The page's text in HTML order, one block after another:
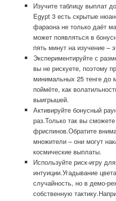
Изучите таблицу выплат
Egypt 3 есть скрытые
фараона не только даёт
может появляться в
пять минут на изучение –
Экспериментируйте с
вы не рискуете, поэтому
минимальных 25 тенге до
поймёте, как
выигрышей.
Активируйте бонусный
раз.Только так вы
фриспинов.Обратите
множители – они могут
космические выплаты.
Используйте риск-игру
интуиции.Угадывание
случайность, но в демо-
собственную